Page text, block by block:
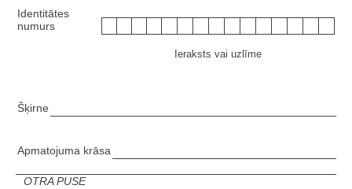
Identitātes
numurs
Ieraksts vai uzlīme
Šķirne
Apmatojuma krāsa
OTRA PUSE